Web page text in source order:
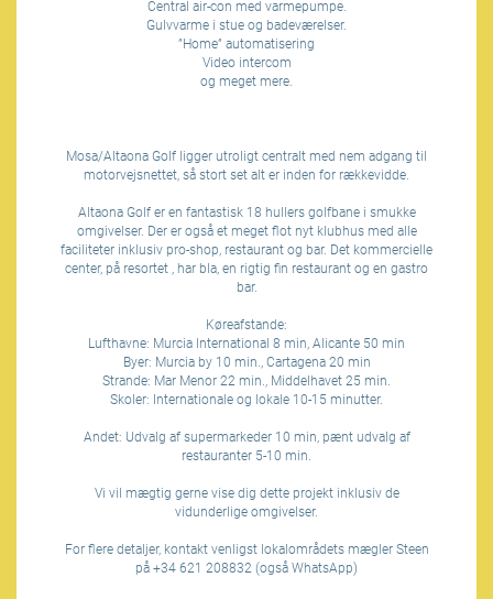
Central air-con med varmepumpe.
Gulvvarme i stue og badeværelser.
”Home” automatisering
Video intercom
og meget mere.
Mosa/Altaona Golf ligger utroligt centralt med nem adgang til
motorvejsnettet, så stort set alt er inden for rækkevidde.
Altaona Golf er en fantastisk 18 hullers golfbane i smukke
omgivelser. Der er også et meget flot nyt klubhus med alle
faciliteter inklusiv pro-shop, restaurant og bar. Det kommercielle
center, på resortet , har bla, en rigtig fin restaurant og en gastro
bar.
Køreafstande:
Lufthavne: Murcia International 8 min, Alicante 50 min
Byer: Murcia by 10 min., Cartagena 20 min
Strande: Mar Menor 22 min., Middelhavet 25 min.
Skoler: Internationale og lokale 10-15 minutter.
Andet: Udvalg af supermarkeder 10 min, pænt udvalg af
restauranter 5-10 min.
Vi vil mægtig gerne vise dig dette projekt inklusiv de
vidunderlige omgivelser.
For flere detaljer, kontakt venligst lokalområdets mægler Steen
på +34 621 208832 (også WhatsApp)